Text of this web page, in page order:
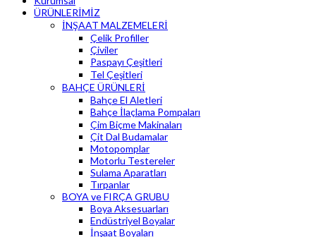
ÜRÜNLERİMİZ
İNŞAAT MALZEMELERİ
Çelik Profiller
Çiviler
Paspayı Çeşitleri
Tel Çeşitleri
BAHÇE ÜRÜNLERİ
Bahçe El Aletleri
Bahçe İlaçlama Pompaları
Çim Biçme Makinaları
Çit Dal Budamalar
Motopomplar
Motorlu Testereler
Sulama Aparatları
Tırpanlar
BOYA ve FIRÇA GRUBU
Boya Aksesuarları
Endüstriyel Boyalar
İnşaat Boyaları